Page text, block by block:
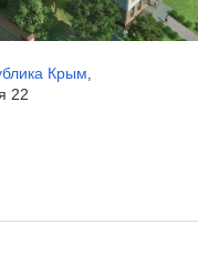
Крым,
22